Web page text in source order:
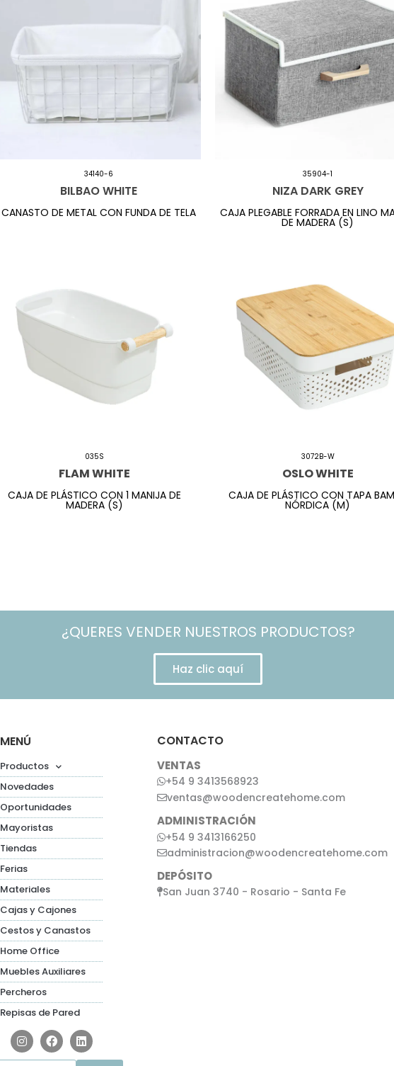
34140-6
BILBAO WHITE
CANASTO DE METAL CON FUNDA DE TELA
35904-1
NIZA DARK GREY
CAJA PLEGABLE FORRADA EN LINO
DE MADERA (S)
035S
FLAM WHITE
CAJA DE PLÁSTICO CON 1 MANIJA DE
MADERA (S)
3072B-W
OSLO WHITE
CAJA DE PLÁSTICO CON TAPA
NÓRDICA (M)
¿QUERES VENDER NUESTROS PRODUCTOS?
Haz clic aquí
MENÚ
Productos
Novedades
Oportunidades
Mayoristas
Tiendas
Ferias
Materiales
Cajas y Cajones
Cestos y Canastos
Home Office
Muebles Auxiliares
Percheros
Repisas de Pared
CONTACTO
VENTAS
+54 9 3413568923
ventas@woodencreatehome.com
ADMINISTRACIÓN
+54 9 3413166250
administracion@woodencreatehome.com
DEPÓSITO
San Juan 3740 - Rosario - Santa Fe